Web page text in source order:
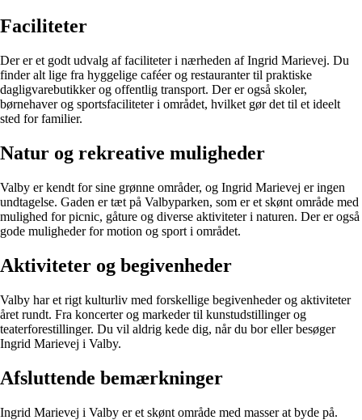
Faciliteter
Der er et godt udvalg af faciliteter i nærheden af Ingrid Marievej. Du
finder alt lige fra hyggelige caféer og restauranter til praktiske
dagligvarebutikker og offentlig transport. Der er også skoler,
børnehaver og sportsfaciliteter i området, hvilket gør det til et ideelt
sted for familier.
Natur og rekreative muligheder
Valby er kendt for sine grønne områder, og Ingrid Marievej er ingen
undtagelse. Gaden er tæt på Valbyparken, som er et skønt område med
mulighed for picnic, gåture og diverse aktiviteter i naturen. Der er også
gode muligheder for motion og sport i området.
Aktiviteter og begivenheder
Valby har et rigt kulturliv med forskellige begivenheder og aktiviteter
året rundt. Fra koncerter og markeder til kunstudstillinger og
teaterforestillinger. Du vil aldrig kede dig, når du bor eller besøger
Ingrid Marievej i Valby.
Afsluttende bemærkninger
Ingrid Marievej i Valby er et skønt område med masser at byde på.